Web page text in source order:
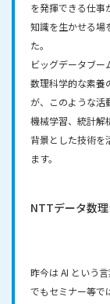
を発揮できる仕事
知識を生かせる場
た。
ビッグデータブー
数理科学的な素養
が、このような活
機械学習、統計解
背景とした技術を
ます。
NTTデータ数
昨今は AI という
でもセミナー等で